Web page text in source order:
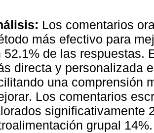
Los comentarios
más efectivo para
52.1% de las respuestas.
directa y personalizada
una comprensión
Los comentarios
significativamente
grupal 14%.